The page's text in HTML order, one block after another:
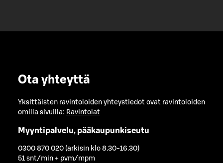
Ota yhteyttä
Yksittäisten ravintoloiden yhteystiedot ovat ravintoloiden
omilla sivuilla: Ravintolat
Myyntipalvelu, pääkaupunkiseutu
0300 870 020 (arkisin klo 8.30-16.30)
51 snt/min + pvm/mpm